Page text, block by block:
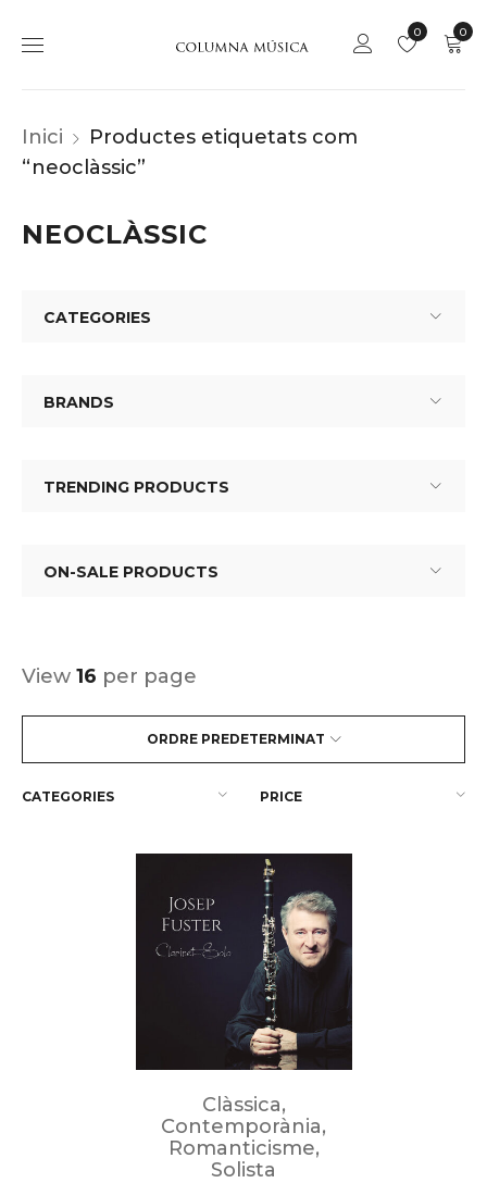
0
0
Inici
Productes etiquetats com
“neoclàssic”
NEOCLÀSSIC
CATEGORIES
BRANDS
TRENDING PRODUCTS
ON-SALE PRODUCTS
ORDRE PREDETERMINAT
View 16 per page
CATEGORIES PRICE
Clàssica,
Contemporània,
Romanticisme,
Solista